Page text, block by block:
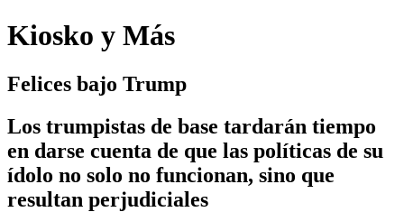
Kiosko y Más
Felices bajo Trump
Los trumpistas de base tardarán tiempo
en darse cuenta de que las políticas de su
ídolo no solo no funcionan, sino que
resultan perjudiciales